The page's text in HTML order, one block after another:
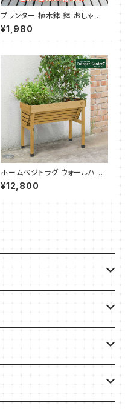
プランター 植木鉢 鉢 おしゃれ
（レリーフプランター 白 受皿付）
¥1,980
ホームベジトラグ ウォールハガ
ー コンパクト ナチュラル（タカシ
ョー）
¥12,800